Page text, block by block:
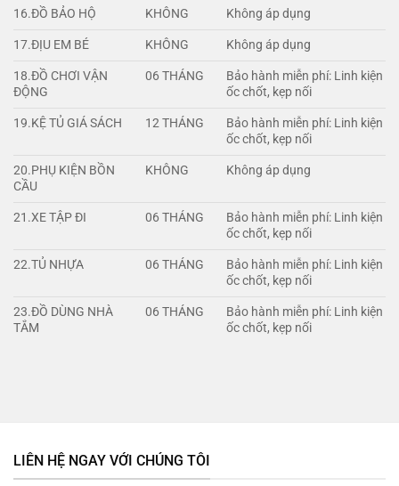
16.ĐỒ BẢO HỘ KHÔNG Không áp dụng
17.ĐỊU EM BÉ KHÔNG Không áp dụng
18.ĐỒ CHƠI VẬN
ĐỘNG
06 THÁNG
Bảo hành miễn phí: Linh kiện
ốc chốt, kẹp nối
19.KỆ TỦ GIÁ SÁCH 12 THÁNG
Bảo hành miễn phí: Linh kiện
ốc chốt, kẹp nối
20.PHỤ KIỆN BỒN
CẦU
KHÔNG Không áp dụng
21.XE TẬP ĐI 06 THÁNG
Bảo hành miễn phí: Linh kiện
ốc chốt, kẹp nối
22.TỦ NHỰA 06 THÁNG
Bảo hành miễn phí: Linh kiện
ốc chốt, kẹp nối
23.ĐỒ DÙNG NHÀ
TẮM
06 THÁNG
Bảo hành miễn phí: Linh kiện
ốc chốt, kẹp nối
LIÊN HỆ NGAY VỚI CHÚNG TÔI